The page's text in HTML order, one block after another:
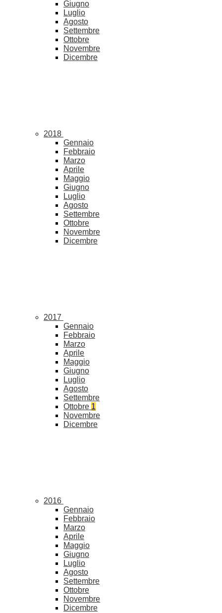
Giugno
Luglio
Agosto
Settembre
Ottobre
Novembre
Dicembre
2018
Gennaio
Febbraio
Marzo
Aprile
Maggio
Giugno
Luglio
Agosto
Settembre
Ottobre
Novembre
Dicembre
2017
Gennaio
Febbraio
Marzo
Aprile
Maggio
Giugno
Luglio
Agosto
Settembre
Ottobre 1
Novembre
Dicembre
2016
Gennaio
Febbraio
Marzo
Aprile
Maggio
Giugno
Luglio
Agosto
Settembre
Ottobre
Novembre
Dicembre